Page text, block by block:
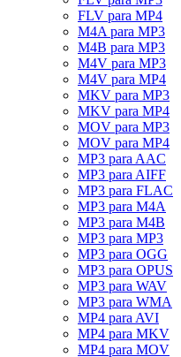
FLV para MP4
M4A para MP3
M4B para MP3
M4V para MP3
M4V para MP4
MKV para MP3
MKV para MP4
MOV para MP3
MOV para MP4
MP3 para AAC
MP3 para AIFF
MP3 para FLAC
MP3 para M4A
MP3 para M4B
MP3 para MP3
MP3 para OGG
MP3 para OPUS
MP3 para WAV
MP3 para WMA
MP4 para AVI
MP4 para MKV
MP4 para MOV